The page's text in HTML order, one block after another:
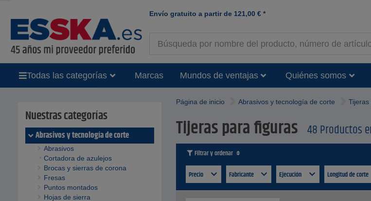
Envío gratuito a partir de 121,00 € *
Todas las categorías Marcas Mundos de ventajas Quiénes somos
Nuestras categorías
Abrasivos y tecnología de corte
Abrasivos
Cortadora de azulejos
Brocas y sierras de corona
Fresas
Puntos montados
Hojas de sierra
Página de inicio Abrasivos y tecnología de corte Tijeras
Tijeras para figuras 48 Productos
Filtrar y ordenar
Precio
Fabricante Ejecución Longitud de corte